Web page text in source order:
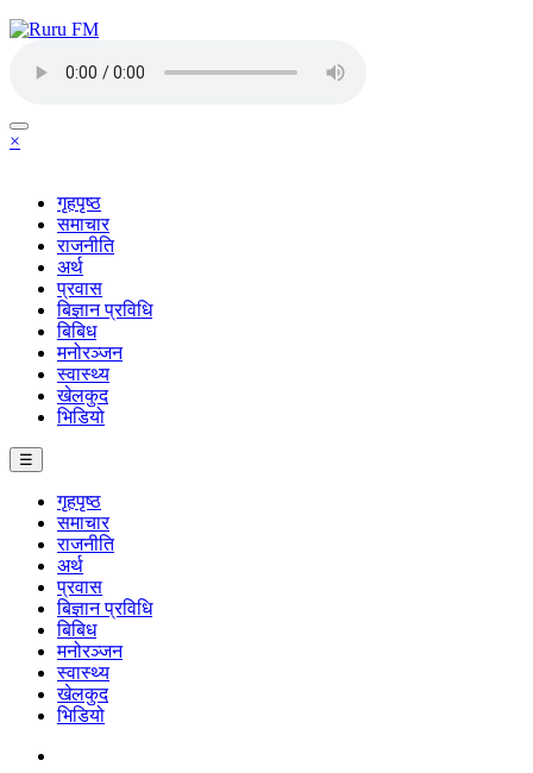
×
गृहपृष्ठ
समाचार
राजनीति
अर्थ
प्रवास
बिज्ञान प्रविधि
बिबिध
मनोरञ्जन
स्वास्थ्य
खेलकुद
भिडियो
☰
गृहपृष्ठ
समाचार
राजनीति
अर्थ
प्रवास
बिज्ञान प्रविधि
बिबिध
मनोरञ्जन
स्वास्थ्य
खेलकुद
भिडियो